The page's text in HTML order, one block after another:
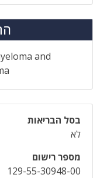
and
בסל הבריאות
לא
מספר רישום
129-55-30948-00